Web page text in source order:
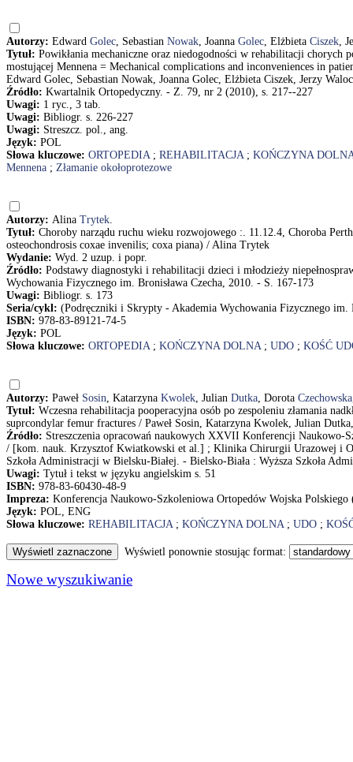
Autorzy: Edward Golec, Sebastian Nowak, Joanna Golec, Elżbieta Ciszek,
Tytuł: Powikłania mechaniczne oraz niedogodności w rehabilitacji chorych
mostującej Mennena = Mechanical complications and inconveniences in
Edward Golec, Sebastian Nowak, Joanna Golec, Elżbieta Ciszek, Jerzy
Źródło: Kwartalnik Ortopedyczny. - Z. 79, nr 2 (2010), s. 217--227
Uwagi: 1 ryc., 3 tab.
Uwagi: Bibliogr. s. 226-227
Uwagi: Streszcz. pol., ang.
Język: POL
Słowa kluczowe: ORTOPEDIA; REHABILITACJA; KOŃCZYNA
Mennena ; Złamanie okołoprotezowe
Autorzy: Alina Trytek.
Tytuł: Choroby narządu ruchu wieku rozwojowego :. 11.12.4, Choroba
osteochondrosis coxae invenilis; coxa piana) / Alina Trytek
Wydanie: Wyd. 2 uzup. i popr.
Źródło: Podstawy diagnostyki i rehabilitacji dzieci i młodzieży
Wychowania Fizycznego im. Bronisława Czecha, 2010. - S. 167-173
Uwagi: Bibliogr. s. 173
Seria/cykl: (Podręczniki i Skrypty - Akademia Wychowania Fizycznego
ISBN: 978-83-89121-74-5
Język: POL
Słowa kluczowe: ORTOPEDIA; KOŃCZYNA DOLNA; UDO ; KOŚĆ
Autorzy: Paweł Sosin, Katarzyna Kwolek, Julian Dutka, Dorota Czechowska
Tytuł: Wczesna rehabilitacja pooperacyjna osób po zespoleniu złamania
suprcondylar femur fractures / Paweł Sosin, Katarzyna Kwolek, Julian
Źródło: Streszczenia opracowań naukowych XXVII Konferencji Naukowo-
/ [kom. nauk. Krzysztof Kwiatkowski et al.] ; Klinika Chirurgii Urazowej i
Szkoła Administracji w Bielsku-Białej. - Bielsko-Biała : Wyższa Szkoła
Uwagi: Tytuł i tekst w języku angielskim s. 51
ISBN: 978-83-60430-48-9
Impreza: Konferencja Naukowo-Szkoleniowa Ortopedów Wojska
Język: POL, ENG
Słowa kluczowe: REHABILITACJA; KOŃCZYNA DOLNA; UDO ;
Wyświetl ponownie stosując format:
Nowe wyszukiwanie